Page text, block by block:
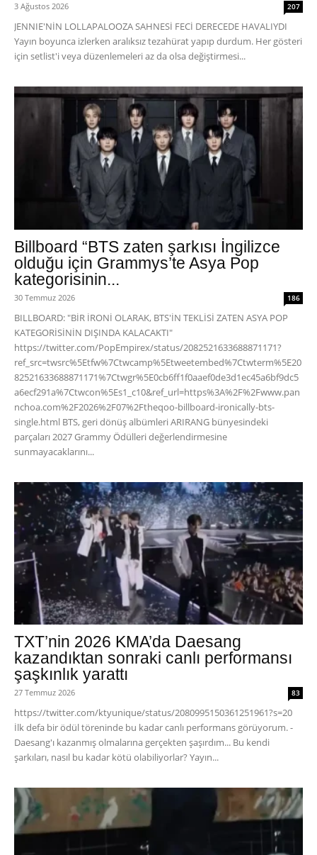
3 Ağustos 2026 207
JENNIE'NİN LOLLAPALOOZA SAHNESİ FECİ DERECEDE HAVALIYDI
Yayın boyunca izlerken aralıksız tezahürat yapıp durdum. Her gösteri
için setlist'i veya düzenlemeleri az da olsa değiştirmesi...
Billboard “BTS zaten şarkısı İngilizce
olduğu için Grammys’te Asya Pop
kategorisinin...
30 Temmuz 2026 186
BILLBOARD: "BİR İRONİ OLARAK, BTS'İN TEKLİSİ ZATEN ASYA POP
KATEGORİSİNİN DIŞINDA KALACAKTI"
https://twitter.com/PopEmpirex/status/2082521633688871171?
ref_src=twsrc%5Etfw%7Ctwcamp%5Etweetembed%7Ctwterm%5E20
82521633688871171%7Ctwgr%5E0cb6ff1f0aaef0de3d1ec45a6bf9dc5
a6ecf291a%7Ctwcon%5Es1_c10&ref_url=https%3A%2F%2Fwww.pan
nchoa.com%2F2026%2F07%2Ftheqoo-billboard-ironically-bts-
single.html BTS, geri dönüş albümleri ARIRANG bünyesindeki
parçaları 2027 Grammy Ödülleri değerlendirmesine
sunmayacaklarını...
TXT’nin 2026 KMA’da Daesang
kazandıktan sonraki canlı performansı
şaşkınlık yarattı
27 Temmuz 2026 83
https://twitter.com/ktyunique/status/2080995150361251961?s=20
İlk defa bir ödül töreninde bu kadar canlı performans görüyorum. -
Daesang'ı kazanmış olmalarına gerçekten şaşırdım... Bu kendi
şarkıları, nasıl bu kadar kötü olabiliyorlar? Yayın...